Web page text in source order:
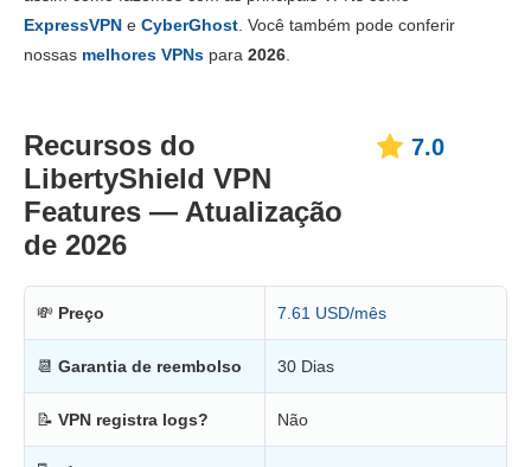
Confiabilidade e Suporte 7.8
ExpressVPN e CyberGhost. Você também pode conferir
nossas melhores VPNs para 2026.
Recursos do
LibertyShield VPN
Features — Atualização
de 2026
7.0
💸 Preço 7.61 USD/mês
📆 Garantia de reembolso 30 Dias
📝 VPN registra logs? Não